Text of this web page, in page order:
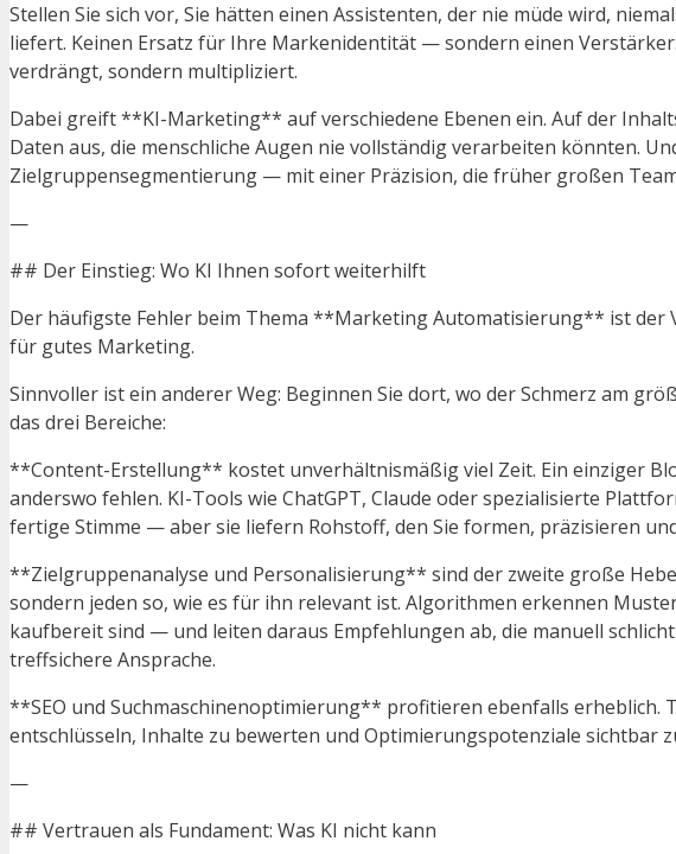
Stellen Sie sich vor, Sie hätten einen Assistenten, der nie müde wird,
liefert. Keinen Ersatz für Ihre Markenidentität — sondern einen
verdrängt, sondern multipliziert.
Dabei greift **KI-Marketing** auf verschiedene Ebenen ein. Auf der
Daten aus, die menschliche Augen nie vollständig verarbeiten könnten.
Zielgruppensegmentierung — mit einer Präzision, die früher großen
—
## Der Einstieg: Wo KI Ihnen sofort weiterhilft
Der häufigste Fehler beim Thema **Marketing Automatisierung** ist der
für gutes Marketing.
Sinnvoller ist ein anderer Weg: Beginnen Sie dort, wo der Schmerz am
das drei Bereiche:
**Content-Erstellung** kostet unverhältnismäßig viel Zeit. Ein einziger
anderswo fehlen. KI-Tools wie ChatGPT, Claude oder spezialisierte
fertige Stimme — aber sie liefern Rohstoff, den Sie formen, präzisieren
**Zielgruppenanalyse und Personalisierung** sind der zweite große
sondern jeden so, wie es für ihn relevant ist. Algorithmen erkennen
kaufbereit sind — und leiten daraus Empfehlungen ab, die manuell
treffsichere Ansprache.
**SEO und Suchmaschinenoptimierung** profitieren ebenfalls erheblich.
entschlüsseln, Inhalte zu bewerten und Optimierungspotenziale sichtbar
—
## Vertrauen als Fundament: Was KI nicht kann